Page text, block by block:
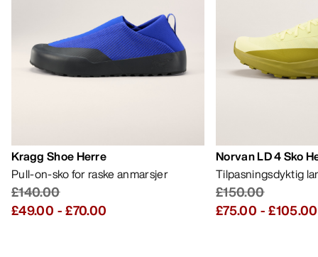
Kragg Shoe Herre
Pull-on-sko for raske anmarsjer
£140.00
£49.00 -£70.00
Norvan LD 4 Sko
Tilpasningsdyktig
£150.00
£75.00 -£105.00